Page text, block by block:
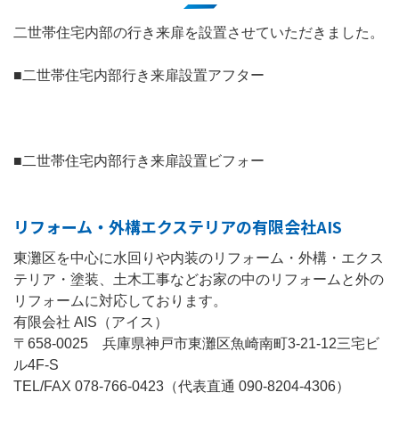
二世帯住宅内部の行き来扉を設置させていただきました。
■二世帯住宅内部行き来扉設置アフター
■二世帯住宅内部行き来扉設置ビフォー
リフォーム・外構エクステリアの有限会社AIS
東灘区を中心に水回りや内装のリフォーム・外構・エクス
テリア・塗装、土木工事などお家の中のリフォームと外の
リフォームに対応しております。
有限会社 AIS（アイス）
〒658-0025 兵庫県神戸市東灘区魚崎南町3-21-12三宅ビ
ル4F-S
TEL/FAX 078-766-0423（代表直通 090-8204-4306）